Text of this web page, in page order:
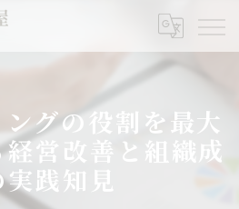
グの役割を最大
営改善と組織成
践知見